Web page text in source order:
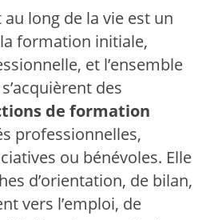
long de la vie est un
formation initiale,
et l’ensemble
des
de formation
professionnelles,
ou bénévoles. Elle
d’orientation, de bilan,
vers l’emploi, de